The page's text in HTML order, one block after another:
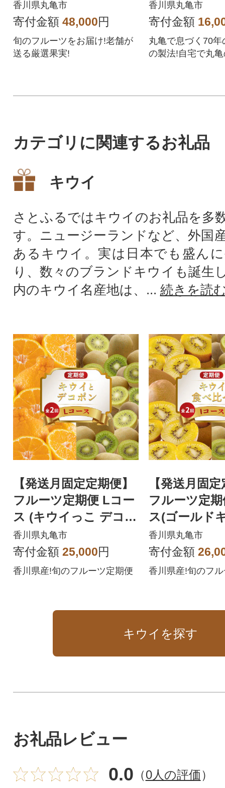
回
香川県丸亀市
寄付金額 48,000円
旬のフルーツをお届け!老舗が
送る厳選果実!
香川県丸亀市
寄付金額
丸亀で息づく70
の製法!自宅で丸
カテゴリに関連するお礼品
キウイ
さとふるではキウイのお礼品を多
す。ニュージーランドなど、外国
あるキウイ。実は日本でも盛ん
り、数々のブランドキウイも誕生
内のキウイ名産地は、... 続きを読
【発送月固定定期便】
フルーツ定期便 Lコー
ス (キウイっこ デコポ
ン)全2回
香川県丸亀市
寄付金額 25,000円
香川県産!旬のフルーツ定期便
【発送月固
フルーツ定
ス(ゴールド
ウイっこ)全2
香川県丸亀市
寄付金額
香川県産!旬のフ
キウイを探す
お礼品レビュー
0.0 （0人の評価）